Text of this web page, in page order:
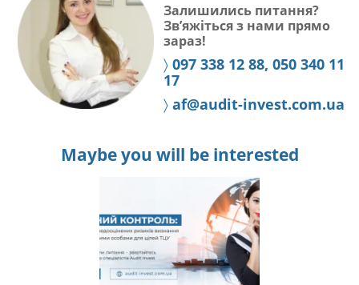
Залишились питання?
Зв’яжіться з нами прямо
зараз!
〉 097 338 12 88, 050 340 11
17
〉 af@audit-invest.com.ua
Maybe you will be interested